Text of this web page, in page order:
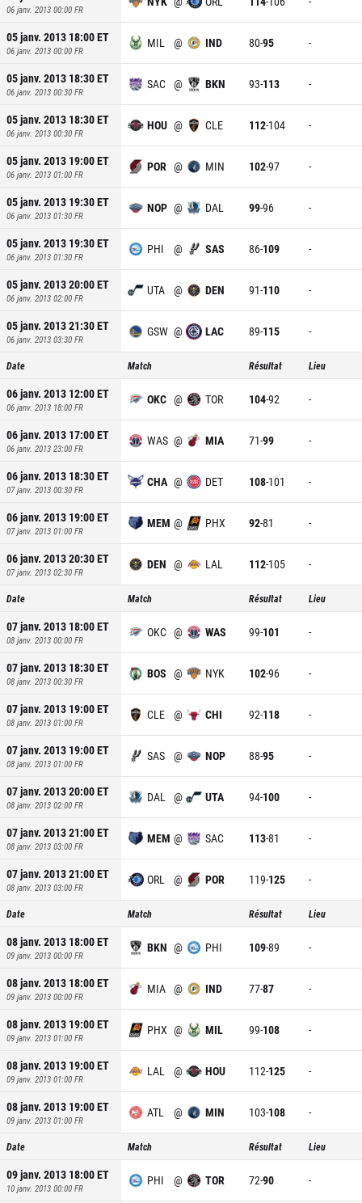
06 janv. 2013 00:00 FR
05 janv. 2013 18:00ET
06 janv. 2013 00:00 FR
MIL @ IND 80-95 -
05 janv. 2013 18:30ET
06 janv. 2013 00:30 FR
SAC @ BKN 93-113 -
05 janv. 2013 18:30ET
06 janv. 2013 00:30 FR
HOU @ CLE 112-104 -
05 janv. 2013 19:00ET
06 janv. 2013 01:00 FR
POR @ MIN 102-97 -
05 janv. 2013 19:30ET
06 janv. 2013 01:30 FR
NOP @ DAL 99-96 -
05 janv. 2013 19:30ET
06 janv. 2013 01:30 FR
PHI @ SAS 86-109 -
05 janv. 2013 20:00ET
06 janv. 2013 02:00 FR
UTA @ DEN 91-110 -
05 janv. 2013 21:30ET
06 janv. 2013 03:30 FR
GSW @ LAC 89-115 -
Date Match Résultat Lieu
06 janv. 2013 12:00ET
06 janv. 2013 18:00 FR
OKC @ TOR 104-92 -
06 janv. 2013 17:00ET
06 janv. 2013 23:00 FR
WAS @ MIA 71-99 -
06 janv. 2013 18:30ET
07 janv. 2013 00:30 FR
CHA @ DET 108-101 -
06 janv. 2013 19:00ET
07 janv. 2013 01:00 FR
MEM @ PHX 92-81 -
06 janv. 2013 20:30ET
07 janv. 2013 02:30 FR
DEN @ LAL 112-105 -
Date Match Résultat Lieu
07 janv. 2013 18:00ET
08 janv. 2013 00:00 FR
OKC @ WAS 99-101 -
07 janv. 2013 18:30ET
08 janv. 2013 00:30 FR
BOS @ NYK 102-96 -
07 janv. 2013 19:00ET
08 janv. 2013 01:00 FR
CLE @ CHI 92-118 -
07 janv. 2013 19:00ET
08 janv. 2013 01:00 FR
SAS @ NOP 88-95 -
07 janv. 2013 20:00ET
08 janv. 2013 02:00 FR
DAL @ UTA 94-100 -
07 janv. 2013 21:00ET
08 janv. 2013 03:00 FR
MEM @ SAC 113-81 -
07 janv. 2013 21:00ET
08 janv. 2013 03:00 FR
ORL @ POR 119-125 -
Date Match Résultat Lieu
08 janv. 2013 18:00ET
09 janv. 2013 00:00 FR
BKN @ PHI 109-89 -
08 janv. 2013 18:00ET
09 janv. 2013 00:00 FR
MIA @ IND 77-87 -
08 janv. 2013 19:00ET
09 janv. 2013 01:00 FR
PHX @ MIL 99-108 -
08 janv. 2013 19:00ET
09 janv. 2013 01:00 FR
LAL @ HOU 112-125 -
08 janv. 2013 19:00ET
09 janv. 2013 01:00 FR
ATL @ MIN 103-108 -
Date Match Résultat Lieu
09 janv. 2013 18:00ET
10 janv. 2013 00:00 FR
PHI @ TOR 72-90 -